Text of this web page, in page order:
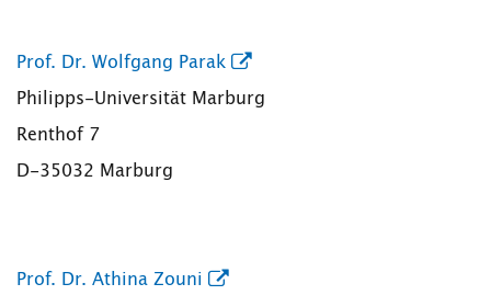
Prof. Dr. Wolfgang Parak
Philipps-Universität Marburg
Renthof 7
D-35032 Marburg
Prof. Dr. Athina Zouni